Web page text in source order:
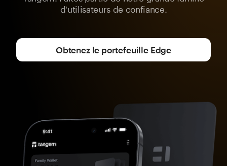
d'utilisateurs de confiance.
Obtenez le portefeuille Edge